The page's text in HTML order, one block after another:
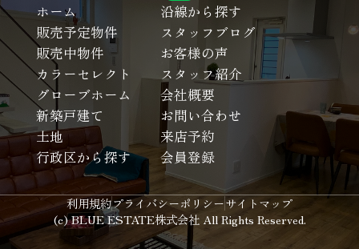
ホーム
沿線から探す
販売予定物件
スタッフブログ
販売中物件
お客様の声
カラーセレクト
スタッフ紹介
グローブホーム
会社概要
新築戸建て
お問い合わせ
土地
来店予約
行政区から探す
会員登録
利用規約プライバシーポリシーサイトマップ
(c) BLUE ESTATE株式会社 All Rights Reserved.